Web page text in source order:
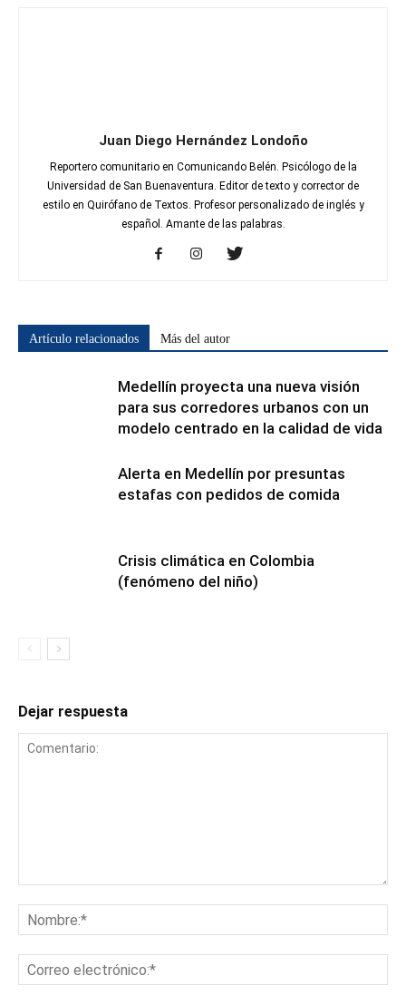
Juan Diego Hernández Londoño
Reportero comunitario en Comunicando Belén. Psicólogo de la
Universidad de San Buenaventura. Editor de texto y corrector de
estilo en Quirófano de Textos. Profesor personalizado de inglés y
español. Amante de las palabras.
Artículo relacionados Más del autor
Medellín proyecta una nueva visión
para sus corredores urbanos con un
modelo centrado en la calidad de vida
Alerta en Medellín por presuntas
estafas con pedidos de comida
Crisis climática en Colombia
(fenómeno del niño)
Dejar respuesta